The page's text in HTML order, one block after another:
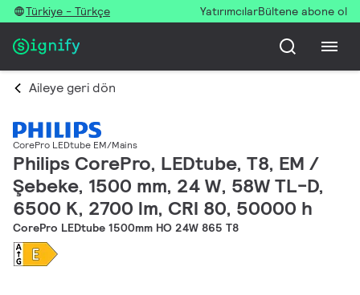
Türkiye - Türkçe YatırımcılarBültene abone ol
Aileye geri dön
CorePro LEDtube EM/Mains
Philips CorePro, LEDtube, T8, EM /
Şebeke, 1500 mm, 24 W, 58W TL-D,
6500 K, 2700 lm, CRI 80, 50000 h
CorePro LEDtube 1500mm HO 24W 865 T8